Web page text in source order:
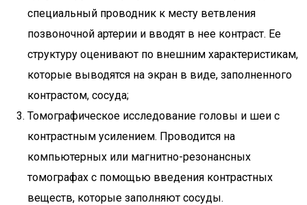
специальный проводник к месту ветвления
позвоночной артерии и вводят в нее контраст. Ее
структуру оценивают по внешним характеристикам,
которые выводятся на экран в виде, заполненного
контрастом, сосуда;
Томографическое исследование головы и шеи с
контрастным усилением. Проводится на
компьютерных или магнитно-резонансных
томографах с помощью введения контрастных
веществ, которые заполняют сосуды.